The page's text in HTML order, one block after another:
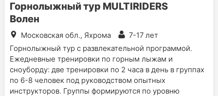
Горнолыжный тур MULTIRIDERS
Волен
Московская обл., Яхрома
7-17 лет
Горнолыжный тур с развлекательной программой.
Ежедневные тренировки по горным лыжам и
сноуборду: две тренировки по 2 часа в день в группах
по 6-8 человек под руководством опытных
инструкторов. Группы формируются по уровню